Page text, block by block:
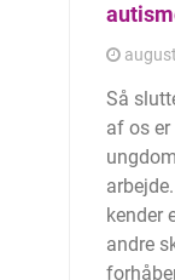
Så
af os er
kender
andre